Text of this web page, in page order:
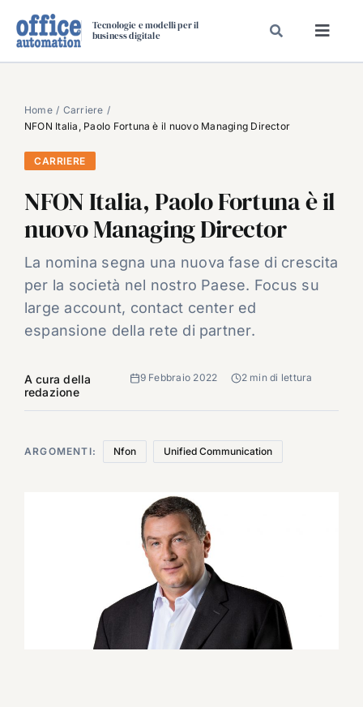
Tecnologie e modelli per il
business digitale
SPECIAL PAPER
TAVOLE ROTONDE DI REDAZIONE
DAL MERCATO
CARRIERE
VIDEO
EVENTI
CHI SIAMO
Home
Carriere
NFON Italia, Paolo Fortuna è il nuovo Managing Director
CARRIERE
NFON Italia, Paolo Fortuna è il
nuovo Managing Director
La nomina segna una nuova fase di crescita
per la società nel nostro Paese. Focus su
large account, contact center ed
espansione della rete di partner.
A cura della
redazione
9 Febbraio 2022 2 min di lettura
ARGOMENTI: Nfon Unified Communication